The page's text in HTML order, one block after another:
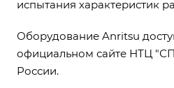
испытания характеристик
Оборудование Anritsu
официальном сайте НТЦ
России.